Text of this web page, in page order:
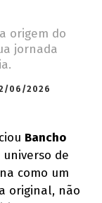
origem do
jornada
06/2026
Bancho
de
como um
original, não